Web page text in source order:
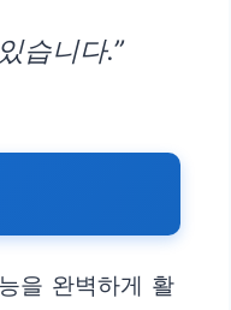
습니다.”
을 완벽하게 활